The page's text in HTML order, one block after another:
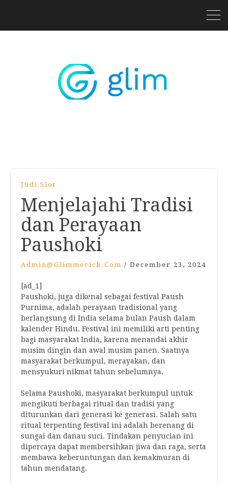
Judi Slot
Menjelajahi Tradisi
dan Perayaan
Paushoki
Admin@glimmerick.com / December 23, 2024
[ad_1]
Paushoki, juga dikenal sebagai festival Paush
Purnima, adalah perayaan tradisional yang
berlangsung di India selama bulan Paush dalam
kalender Hindu. Festival ini memiliki arti penting
bagi masyarakat India, karena menandai akhir
musim dingin dan awal musim panen. Saatnya
masyarakat berkumpul, merayakan, dan
mensyukuri nikmat tahun sebelumnya.
Selama Paushoki, masyarakat berkumpul untuk
mengikuti berbagai ritual dan tradisi yang
diturunkan dari generasi ke generasi. Salah satu
ritual terpenting festival ini adalah berenang di
sungai dan danau suci. Tindakan penyucian ini
dipercaya dapat membersihkan jiwa dan raga, serta
membawa keberuntungan dan kemakmuran di
tahun mendatang.